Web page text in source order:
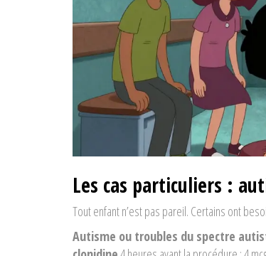
Les cas particuliers :
Tout enfant n’est pas pareil. Certains ont
Autisme ou troubles du spectre